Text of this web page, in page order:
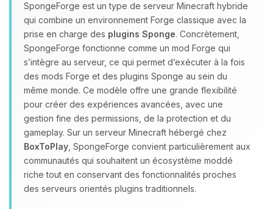
SpongeForge est un type de serveur Minecraft hybride
qui combine un environnement Forge classique avec la
prise en charge des plugins Sponge. Concrètement,
SpongeForge fonctionne comme un mod Forge qui
s’intègre au serveur, ce qui permet d’exécuter à la fois
des mods Forge et des plugins Sponge au sein du
même monde. Ce modèle offre une grande flexibilité
pour créer des expériences avancées, avec une
gestion fine des permissions, de la protection et du
gameplay. Sur un serveur Minecraft hébergé chez
BoxToPlay , SpongeForge convient particulièrement aux
communautés qui souhaitent un écosystème moddé
riche tout en conservant des fonctionnalités proches
des serveurs orientés plugins traditionnels.
Youpi, enfin quelqu’un pour me
parler ! Moi c’est Choupy, ton petit
assistant BoxToPlay. Dis-moi ce dont
tu as besoin et je vais remuer mes
petits circuits pour t’aider.
08/08/2026 à 09:39